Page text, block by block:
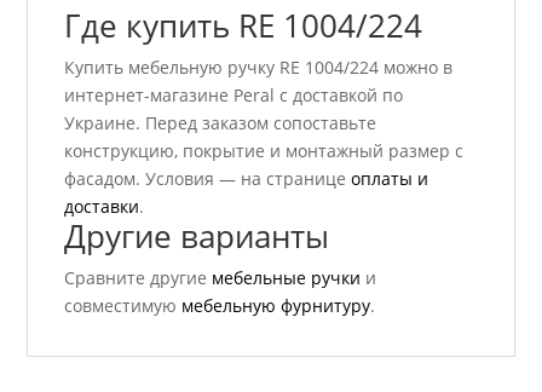
Где купить RE 1004/224
Купить мебельную ручку RE 1004/224 можно в
интернет-магазине Peral с доставкой по
Украине. Перед заказом сопоставьте
конструкцию, покрытие и монтажный размер с
фасадом. Условия — на страницеоплаты и
доставки.
Другие варианты
Сравните другие мебельные ручки и
совместимую мебельную фурнитуру.